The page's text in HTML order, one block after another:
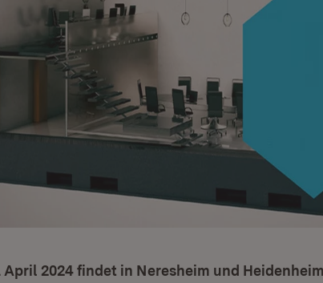
April 2024 findet in Neresheim und